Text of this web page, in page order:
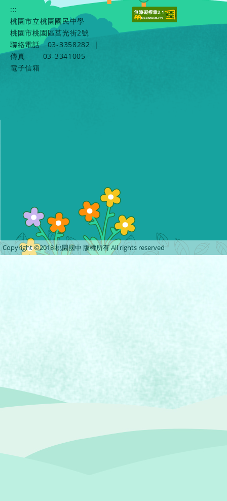
:::
桃園市立桃園國民中學
桃園市桃園區莒光街2號
聯絡電話
03-3358282
|
傳真
03-3341005
電子信箱
Copyright ©2018 桃園國中 版權所有 All rights reserved